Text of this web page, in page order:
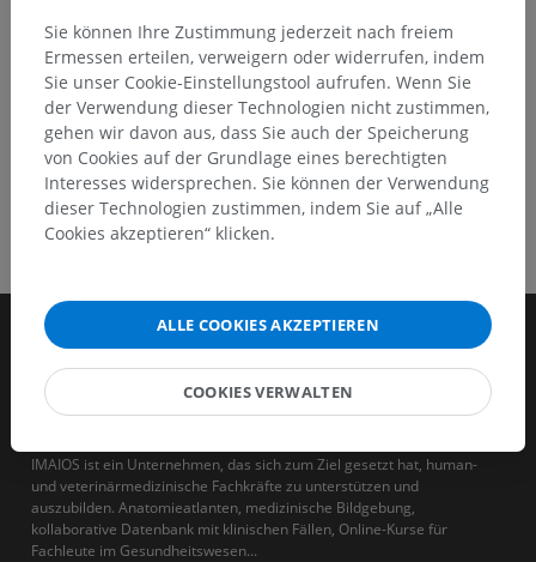
IMAIOS ist ein Unternehmen, das sich zum Ziel gesetzt hat, human-
und veterinärmedizinische Fachkräfte zu unterstützen und
auszubilden. Anatomieatlanten, medizinische Bildgebung,
kollaborative Datenbank mit klinischen Fällen, Online-Kurse für
Fachleute im Gesundheitswesen...
Sie können Ihre Zustimmung jederzeit nach freiem
Ermessen erteilen, verweigern oder widerrufen, indem
Sie unser Cookie-Einstellungstool aufrufen. Wenn Sie
der Verwendung dieser Technologien nicht zustimmen,
gehen wir davon aus, dass Sie auch der Speicherung
von Cookies auf der Grundlage eines berechtigten
Interesses widersprechen. Sie können der Verwendung
dieser Technologien zustimmen, indem Sie auf „Alle
Cookies akzeptieren“ klicken.
ALLE COOKIES AKZEPTIEREN
COOKIES VERWALTEN